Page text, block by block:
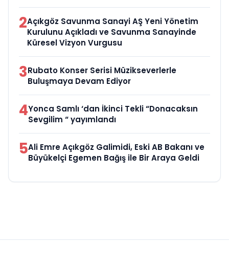
2Açıkgöz Savunma Sanayi AŞ Yeni Yönetim
Kurulunu Açıkladı ve Savunma Sanayinde
Küresel Vizyon Vurgusu
3Rubato Konser Serisi Müzikseverlerle
Buluşmaya Devam Ediyor
4Yonca Samlı ‘dan İkinci Tekli “Donacaksın
Sevgilim “ yayımlandı
5Ali Emre Açıkgöz Galimidi, Eski AB Bakanı ve
Büyükelçi Egemen Bağış ile Bir Araya Geldi